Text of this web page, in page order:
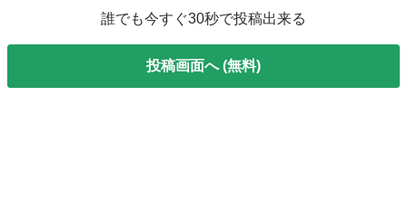
誰でも今すぐ30秒で投稿出来る
投稿画面へ (無料)